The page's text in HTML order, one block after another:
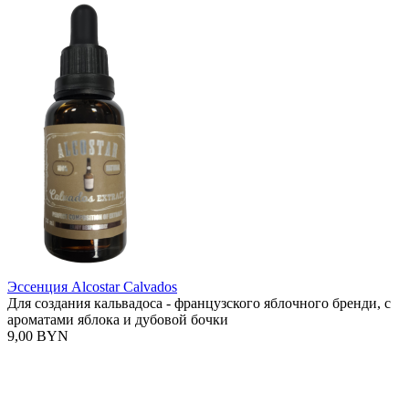
Эссенция Alcostar Calvados
Для создания кальвадоса - французского яблочного бренди, с
ароматами яблока и дубовой бочки
9,00 BYN